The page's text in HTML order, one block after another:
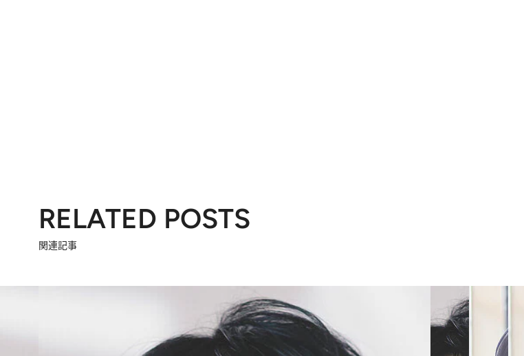
RELATED POSTS
関連記事